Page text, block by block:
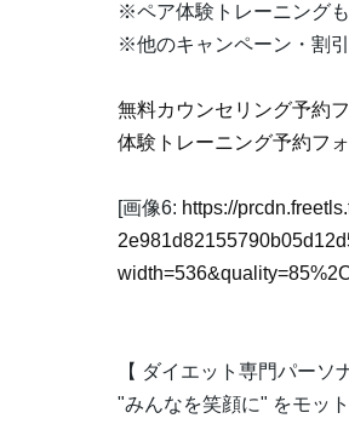
※ペア体験トレーニング
※他のキャンペーン・割
無料カウンセリング予約
体験トレーニング予約フ
[画像6: https://
【 ダイエット専門パーソ
"みんなを笑顔に" をモッ